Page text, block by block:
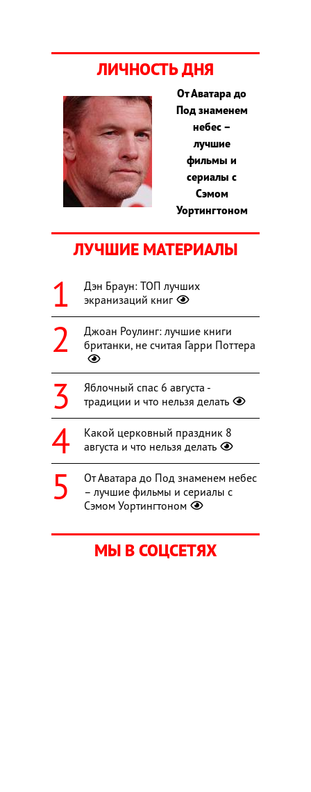
ЛИЧНОСТЬ ДНЯ
От Аватара до
Под знаменем
небес –
лучшие
фильмы и
сериалы с
Сэмом
Уортингтоном
ЛУЧШИЕ МАТЕРИАЛЫ
Дэн Браун: ТОП лучших
экранизаций книг
Джоан Роулинг: лучшие книги
британки, не считая Гарри Поттера
Яблочный спас 6 августа -
традиции и что нельзя делать
Какой церковный праздник 8
августа и что нельзя делать
От Аватара до Под знаменем небес
– лучшие фильмы и сериалы с
Сэмом Уортингтоном
МЫ В СОЦСЕТЯХ